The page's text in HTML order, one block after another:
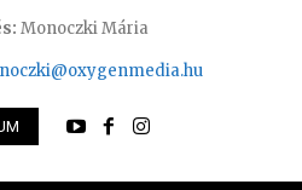
Monoczki Mária